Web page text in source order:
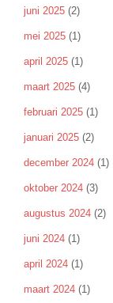
juni 2025 (2)
mei 2025 (1)
april 2025 (1)
maart 2025 (4)
februari 2025 (1)
januari 2025 (2)
december 2024 (1)
oktober 2024 (3)
augustus 2024 (2)
juni 2024 (1)
april 2024 (1)
maart 2024 (1)